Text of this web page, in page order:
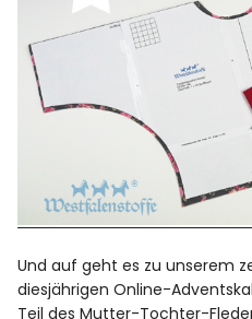
Und auf geht es zu unserem
diesjährigen Online-
Teil desMutter-Tochter-